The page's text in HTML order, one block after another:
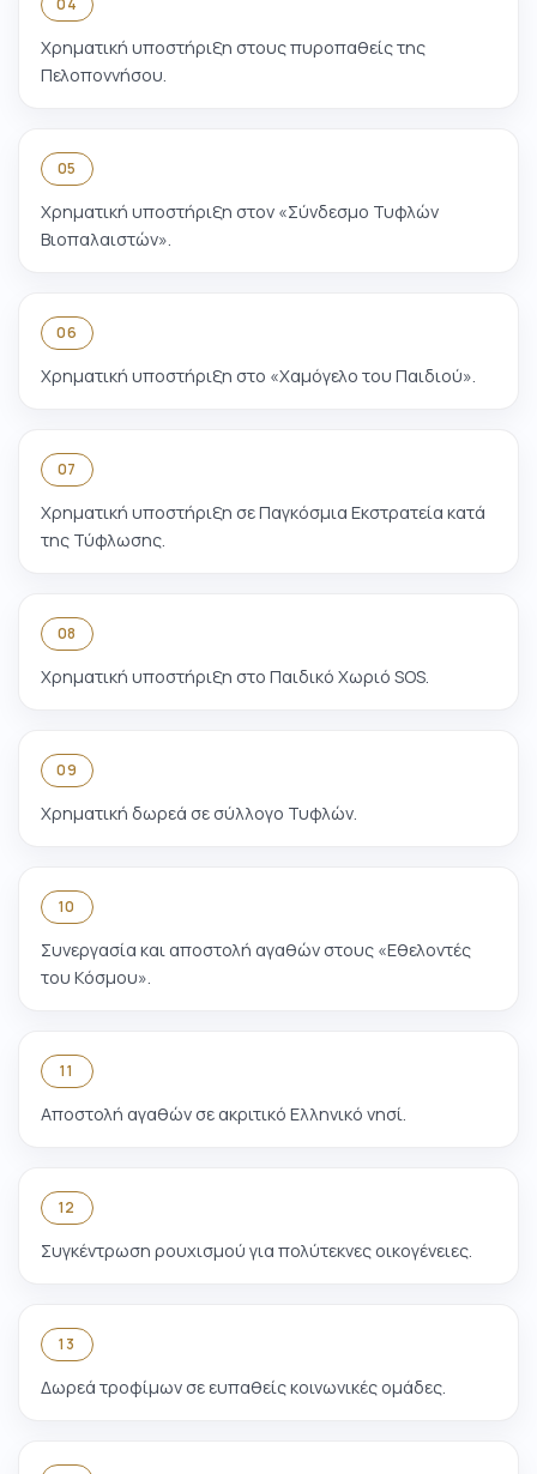
Χρηματική υποστήριξη στους πυροπαθείς της
Πελοποννήσου.
05
Χρηματική υποστήριξη στον «Σύνδεσμο Τυφλών
Βιοπαλαιστών».
06
Χρηματική υποστήριξη στο «Χαμόγελο του Παιδιού».
07
Χρηματική υποστήριξη σε Παγκόσμια Εκστρατεία κατά
της Τύφλωσης.
08
Χρηματική υποστήριξη στο Παιδικό Χωριό SOS.
09
Χρηματική δωρεά σε σύλλογο Τυφλών.
10
Συνεργασία και αποστολή αγαθών στους «Εθελοντές
του Κόσμου».
11
Αποστολή αγαθών σε ακριτικό Ελληνικό νησί.
12
Συγκέντρωση ρουχισμού για πολύτεκνες οικογένειες.
13
Δωρεά τροφίμων σε ευπαθείς κοινωνικές ομάδες.